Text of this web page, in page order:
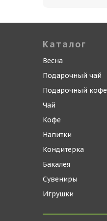
Каталог
Весна
Подарочный чай
Подарочный кофе
Чай
Кофе
Напитки
Кондитерка
Бакалея
Сувениры
Игрушки